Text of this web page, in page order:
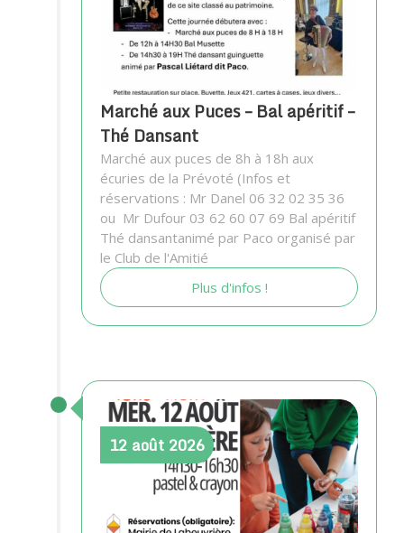
Marché aux Puces – Bal apéritif –
Thé Dansant
Marché aux puces de 8h à 18h aux
écuries de la Prévoté (Infos et
réservations : Mr Danel 06 32 02 35 36
ou Mr Dufour 03 62 60 07 69 Bal apéritif
Thé dansantanimé par Paco organisé par
le Club de l'Amitié
Plus d'infos !
12 août 2026